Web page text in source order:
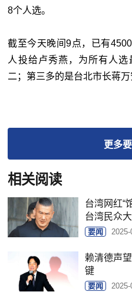
8个人选。
截至今天晚间9点，已有
人投给卢秀燕，为所有人
二；第三多的是台北市长蒋万
更多
相关阅读
台湾网红“
台湾民众
要闻
赖清德声
键
要闻